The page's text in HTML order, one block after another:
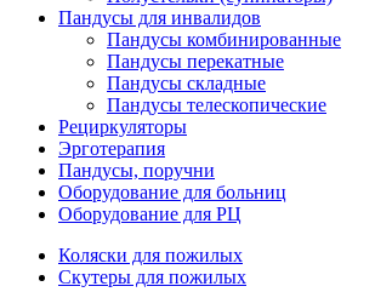
Пандусы для инвалидов
Пандусы комбинированные
Пандусы перекатные
Пандусы складные
Пандусы телескопические
Рециркуляторы
Эрготерапия
Пандусы, поручни
Оборудование для больниц
Оборудование для РЦ
Коляски для пожилых
Скутеры для пожилых